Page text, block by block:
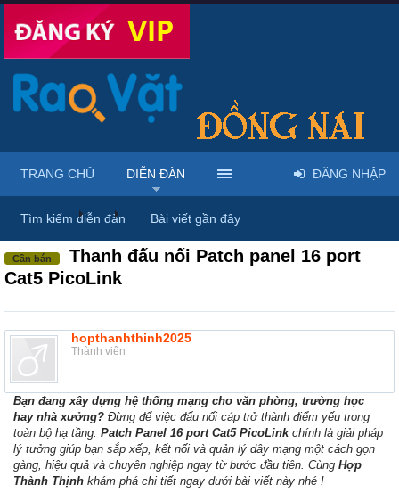
Diễn đàn ... Mua bán thiết bị tin học
Cần bán
Thanh đấu nối Patch panel 16 port
Cat5 PicoLink
hopthanhthinh2025
Thành viên
Bạn đang xây dựng hệ thống mạng cho văn phòng, trường học
hay nhà xưởng? Đừng để việc đấu nối cáp trở thành điểm yếu trong
toàn bộ hạ tầng. Patch Panel 16 port Cat5 PicoLinkchính là giải pháp
lý tưởng giúp bạn sắp xếp, kết nối và quản lý dây mạng một cách gọn
gàng, hiệu quả và chuyên nghiệp ngay từ bước đầu tiên. Cùng Hợp
Thành Thịnh khám phá chi tiết ngay dưới bài viết này nhé !
TRANG CHỦ DIỄN ĐÀN
Tìm kiếm diễn đàn Bài viết gần đây
ĐĂNG NHẬP